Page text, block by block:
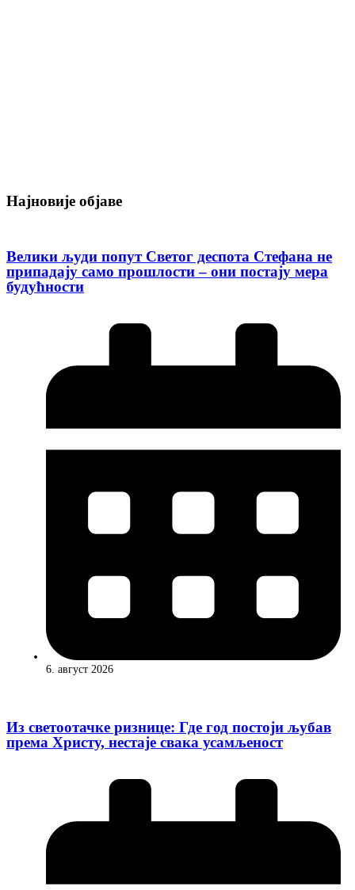
Најновије објаве
Велики људи попут Светог деспота Стефана не
припадају само прошлости – они постају мера
будућности
6. август 2026
Из светоотачке ризнице: Где год постоји љубав
према Христу, нестаје свака усамљеност